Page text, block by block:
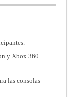
.
y Xbox 360
las consolas